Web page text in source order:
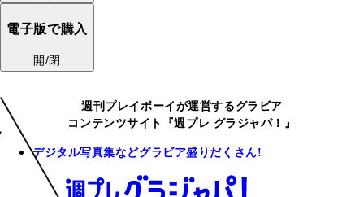
電子版で購入
開/閉
週刊プレイボーイが運営するグラビア
コンテンツサイト『週プレ グラジャパ！』
デジタル写真集などグラビア盛りだくさん!